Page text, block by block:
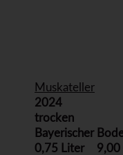
Muskateller
2024
trocken
Bayerischer
0,75 Liter
9,00